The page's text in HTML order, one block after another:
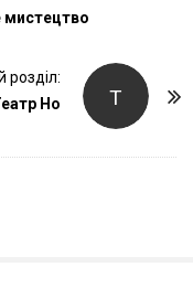
мистецтво
Т
розділ:
Но